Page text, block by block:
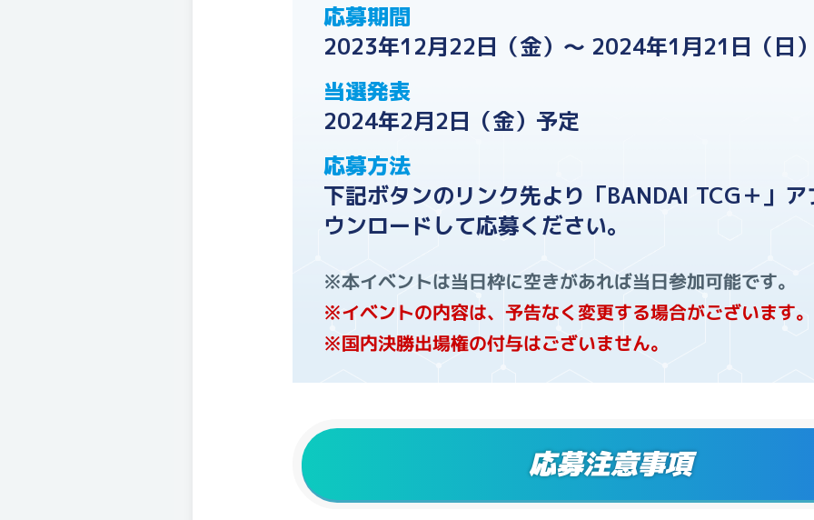
応募期間
2023年12月22日（金）～ 2024年1月21日（日
当選発表
2024年2月2日（金）予定
応募方法
下記ボタンのリンク先より「BANDAI TCG＋」
ウンロードして応募ください。
※本イベントは当日枠に空きがあれば当日参加可能です。
※イベントの内容は、予告なく変更する場合がございます。
※国内決勝出場権の付与はございません。
応募注意事項